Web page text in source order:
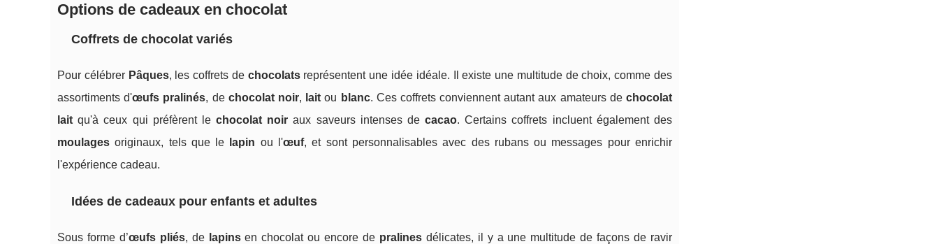
Options de cadeaux en chocolat
Coffrets de chocolat variés
Pour célébrer Pâques, les coffrets de chocolatsreprésentent une idée idéale. Il existe une multitude de choix, comme des
assortiments d'œufs pralinés, de chocolat noir, lait ou blanc. Ces coffrets conviennent autant aux amateurs de chocolat
lait qu'à ceux qui préfèrent lechocolat noir aux saveurs intenses decacao. Certains coffrets incluent également des
moulages originaux, tels que le lapin ou l'œuf, et sont personnalisables avec des rubans ou messages pour enrichir
l'expérience cadeau.
Idées de cadeaux pour enfants et adultes
Sous forme d’œufs pliés, de lapinsen chocolat ou encore de pralinesdélicates, il y a une multitude de façons de ravir